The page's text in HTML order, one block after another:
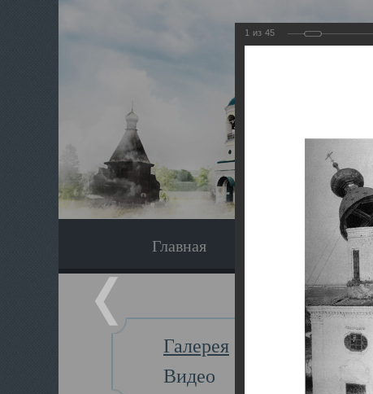
Главная Экскурсия
Галерея
Видео
1 из 45